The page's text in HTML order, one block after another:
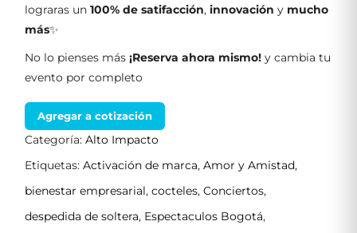
lograras un 100% de satifacción, innovación y mucho
más✨
No lo pienses más ¡Reserva ahora mismo! y cambia tu
evento por completo
Agregar a cotización
Categoría: Alto Impacto
Etiquetas: Activación de marca, Amor y Amistad,
bienestar empresarial, cocteles, Conciertos,
despedida de soltera, Espectaculos Bogotá,